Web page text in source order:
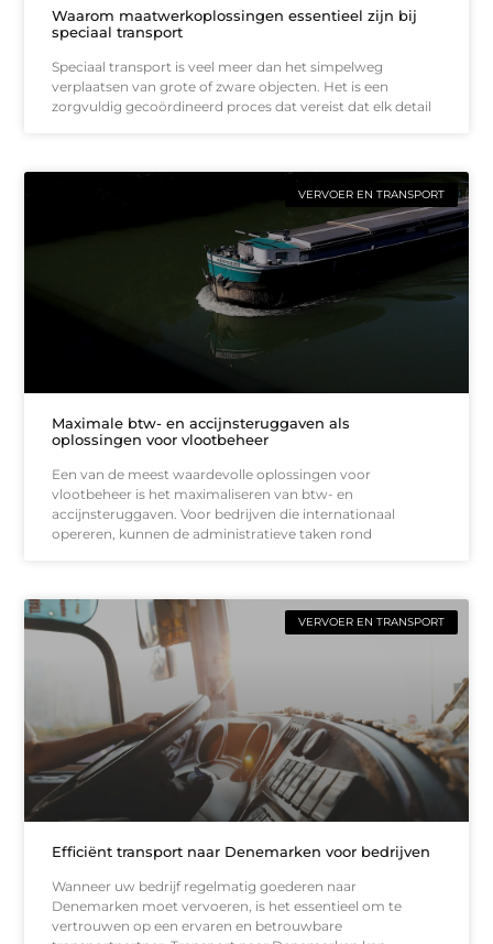
Waarom maatwerkoplossingen essentieel zijn bij
speciaal transport
Speciaal transport is veel meer dan het simpelweg
verplaatsen van grote of zware objecten. Het is een
zorgvuldig gecoördineerd proces dat vereist dat elk detail
VERVOER EN TRANSPORT
Maximale btw- en accijnsteruggaven als
oplossingen voor vlootbeheer
Een van de meest waardevolle oplossingen voor
vlootbeheer is het maximaliseren van btw- en
accijnsteruggaven. Voor bedrijven die internationaal
opereren, kunnen de administratieve taken rond
VERVOER EN TRANSPORT
Efficiënt transport naar Denemarken voor bedrijven
Wanneer uw bedrijf regelmatig goederen naar
Denemarken moet vervoeren, is het essentieel om te
vertrouwen op een ervaren en betrouwbare